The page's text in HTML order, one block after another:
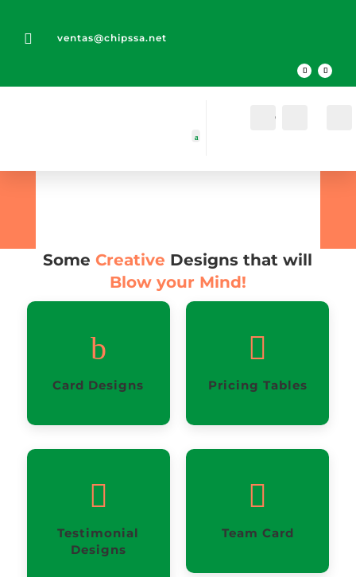
 ventas@chipssa.net
Cuenta
SomeCreative Designs that will
Blow your Mind!
b
Card Designs

Pricing Tables

Testimonial
Designs

Team Card